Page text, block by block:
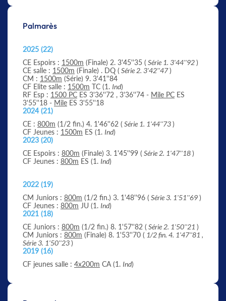
Palmarès
2025 (22)
CE Espoirs : 1500m (Finale) 2. 3'45''35 ( Série 1. 3'44''92)
CE salle : 1500m (Finale) . DQ ( Série 2. 3'42''47)
CM : 1500m (Série) 9. 3'41''84
CF Elite salle : 1500m TC (1. Ind)
RF Esp : 1500 PC ES 3'36''72 , 3'36''74 - Mile PC ES
3'55''18 - Mile ES 3'55''18
2024 (21)
CE : 800m (1/2 fin.) 4. 1'46''62 ( Série 1. 1'44''73)
CF Jeunes : 1500m ES (1. Ind)
2023 (20)
CE Espoirs : 800m (Finale) 3. 1'45''99 ( Série 2. 1'47''18)
CF Jeunes : 800m ES (1. Ind)
2022 (19)
CM Juniors : 800m (1/2 fin.) 3. 1'48''96 ( Série 3. 1'51''69)
CF Jeunes : 800m JU (1. Ind)
2021 (18)
CE Juniors : 800m (1/2 fin.) 8. 1'57''82 ( Série 2. 1'50''21 )
CM Juniors : 800m (Finale) 8. 1'53''70 ( 1/2 fin. 4. 1'47''81 ,
Série 3. 1'50''23)
2019 (16)
CF jeunes salle : 4x200m CA (1. Ind)